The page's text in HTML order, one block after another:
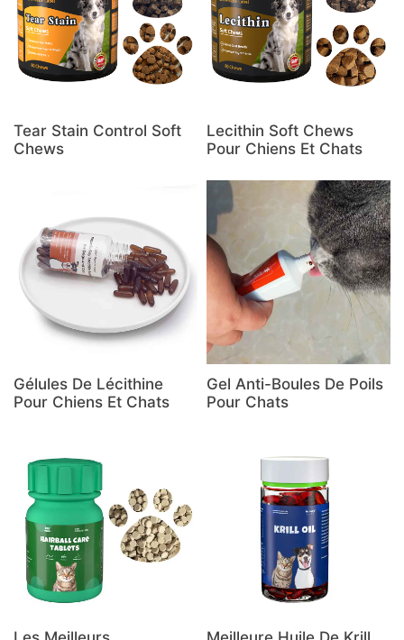
Tear Stain Control Soft
Chews
Lecithin Soft Chews
Pour Chiens Et Chats
Gélules De Lécithine
Pour Chiens Et Chats
Gel Anti-Boules De Poils
Pour Chats